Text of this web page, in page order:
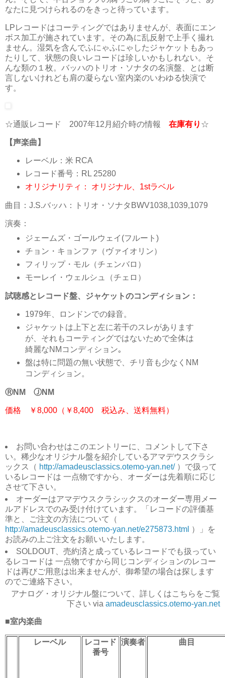
なたに見つけられるのをきっと待っています。
LPレコードはコーティングではありませんが、表面にエン
ボス加工が施されています。その為に乱反射で上手く撮れ
ません。湿気を含んでふにゃふにゃしたジャケットもあっ
たりして、状態の良いレコードは珍しいかもしれない。そ
んな類の１枚。バッハのトリオ・ソナタの名演盤、とは断
言しないけれども肩の凝らない室内楽のいわゆる快演で
す。
☆通販レコード 2007年12月紹介時の情報 在庫有り ☆
【声楽曲】
レーベル：米 RCA
レコード番号：RL 25280
オリジナリティ： オリジナル、1stラベル
曲目：J.S.バッハ：トリオ・ソナタBWV1038,1039,1079
演奏：
ジェームズ・ゴールウェイ(フルート)
チョン・キョンファ（ヴァイオリン）
フィリップ・モル（チェンバロ）
モーレイ・ウェルシュ（チェロ）
試聴感とレコード盤、ジャケットのコンディション：
1979年、ロンドンでの録音。
ジャケットは上下と左に若干のスレがあります
が、それもコーティングではないためで全体は
綺麗なNMコンディション｡
盤は特に問題の無い状態で、チリ音も少なくNM
コンディション。
ⓇNM ⒿNM
価格 ￥8,000（￥8,400 税込み、送料無料）
お問い合わせはこのエントリーに、コメントして下さ
い。稀少なオリジナル盤を紹介しているアマデウスクラシ
ックス（ http://amadeusclassics.otemo-yan.net/）で扱って
いるレコードは 一点物ですから、オーダーは先着順に応じ
させて下さい。
オーダーはアマデウスクラシックスのオーダー専用メー
ルアドレスでのみ受け付けています。「レコードの評価基
準と、ご注文の方法について（
http://amadeusclassics.otemo-yan.net/e275873.html ）」を
お読みの上ご注文をお願いいたします。
SOLDOUT、売約済と成っているレコードでも扱ってい
るレコードは 一点物ですから同じコンディションのレコー
ドは再びご用意は出来ませんが、御希望の場合は探します
のでご連絡下さい。
アナログ・オリジナル盤について、詳しくはこちらをご覧
下さい via amadeusclassics.otemo-yan.net
■室内楽曲
レーベル
レコード
番号
演奏者 曲目